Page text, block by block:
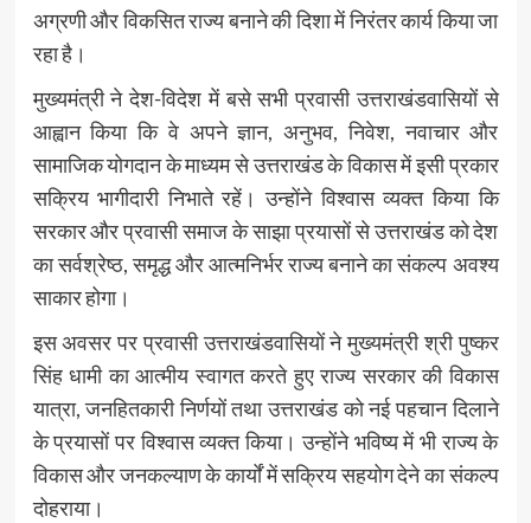
अग्रणी और विकसित राज्य बनाने की दिशा में निरंतर कार्य किया जा
रहा है।
मुख्यमंत्री ने देश-विदेश में बसे सभी प्रवासी उत्तराखंडवासियों से
आह्वान किया कि वे अपने ज्ञान, अनुभव, निवेश, नवाचार और
सामाजिक योगदान के माध्यम से उत्तराखंड के विकास में इसी प्रकार
सक्रिय भागीदारी निभाते रहें। उन्होंने विश्वास व्यक्त किया कि
सरकार और प्रवासी समाज के साझा प्रयासों से उत्तराखंड को देश
का सर्वश्रेष्ठ, समृद्ध और आत्मनिर्भर राज्य बनाने का संकल्प अवश्य
साकार होगा।
इस अवसर पर प्रवासी उत्तराखंडवासियों ने मुख्यमंत्री श्री पुष्कर
सिंह धामी का आत्मीय स्वागत करते हुए राज्य सरकार की विकास
यात्रा, जनहितकारी निर्णयों तथा उत्तराखंड को नई पहचान दिलाने
के प्रयासों पर विश्वास व्यक्त किया। उन्होंने भविष्य में भी राज्य के
विकास और जनकल्याण के कार्यों में सक्रिय सहयोग देने का संकल्प
दोहराया।